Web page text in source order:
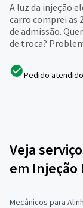
A luz da injeção
carro comprei as
de admissão.
de troca?
Pedido atendido
Veja
em Injeção
Mecânicos para